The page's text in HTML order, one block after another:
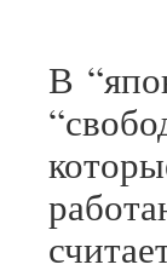
В